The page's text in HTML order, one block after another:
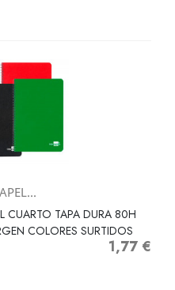
CUARTO TAPA DURA 80H
COLORES SURTIDOS
Precio
1,77 €